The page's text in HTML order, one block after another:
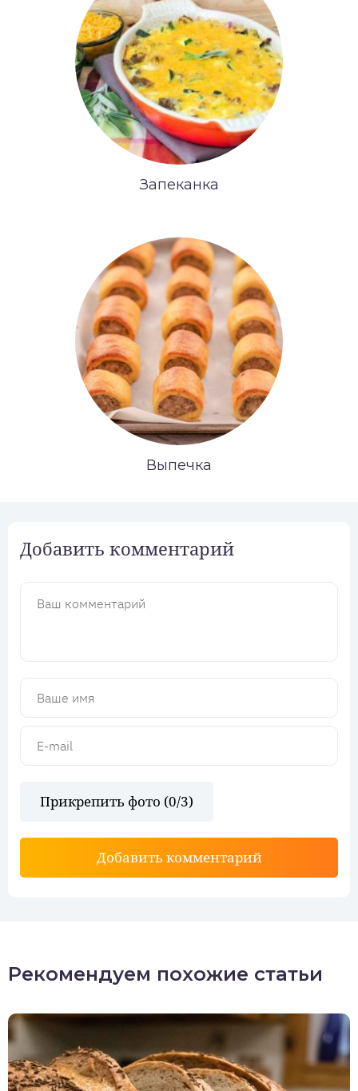
Запеканка
Выпечка
Добавить комментарий
Прикрепить фото (0/3)
Добавить комментарий
Рекомендуем похожие статьи